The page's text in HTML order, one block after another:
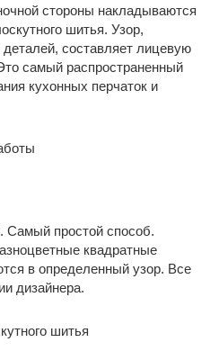
стороны накладываются
шитья. Узор,
составляет лицевую
самый распространенный
кухонных перчаток и
Самый простой способ.
квадратные
в определенный узор. Все
дизайнера.
шитья